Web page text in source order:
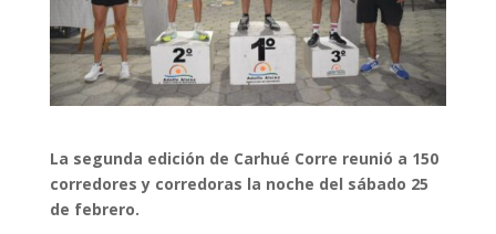
La segunda edición de Carhué Corre reunió a 150
corredores y corredoras la noche del sábado 25
de febrero.